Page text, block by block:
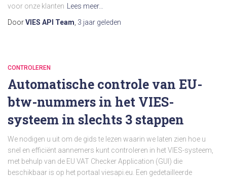
voor onze klanten
Lees meer…
DoorVIES API Team 3 jaar geleden
CONTROLEREN
Automatische controle van EU-
btw-nummers in het VIES-
systeem in slechts 3 stappen
We nodigen u uit om de gids te lezen waarin we laten zien hoe u
snel en efficiënt aannemers kunt controleren in het VIES-systeem,
met behulp van de EU VAT Checker Application (GUI) die
beschikbaar is op het portaal viesapi.eu. Een gedetailleerde